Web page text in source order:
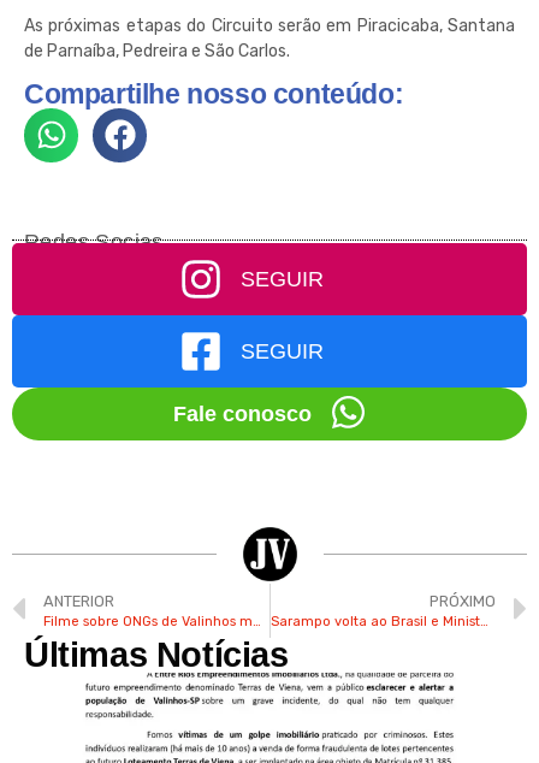
As próximas etapas do Circuito serão em Piracicaba, Santana
de Parnaíba, Pedreira e São Carlos.
Compartilhe nosso conteúdo:
Redes Socias
SEGUIR
SEGUIR
Fale conosco
ANTERIOR
Filme sobre ONGs de Valinhos marca a estreia do projeto “Cinema no Museu” nesta quarta
PRÓXIMO
Sarampo volta ao Brasil e Ministério da Saúde emite alerta sobre a doença
Últimas Notícias